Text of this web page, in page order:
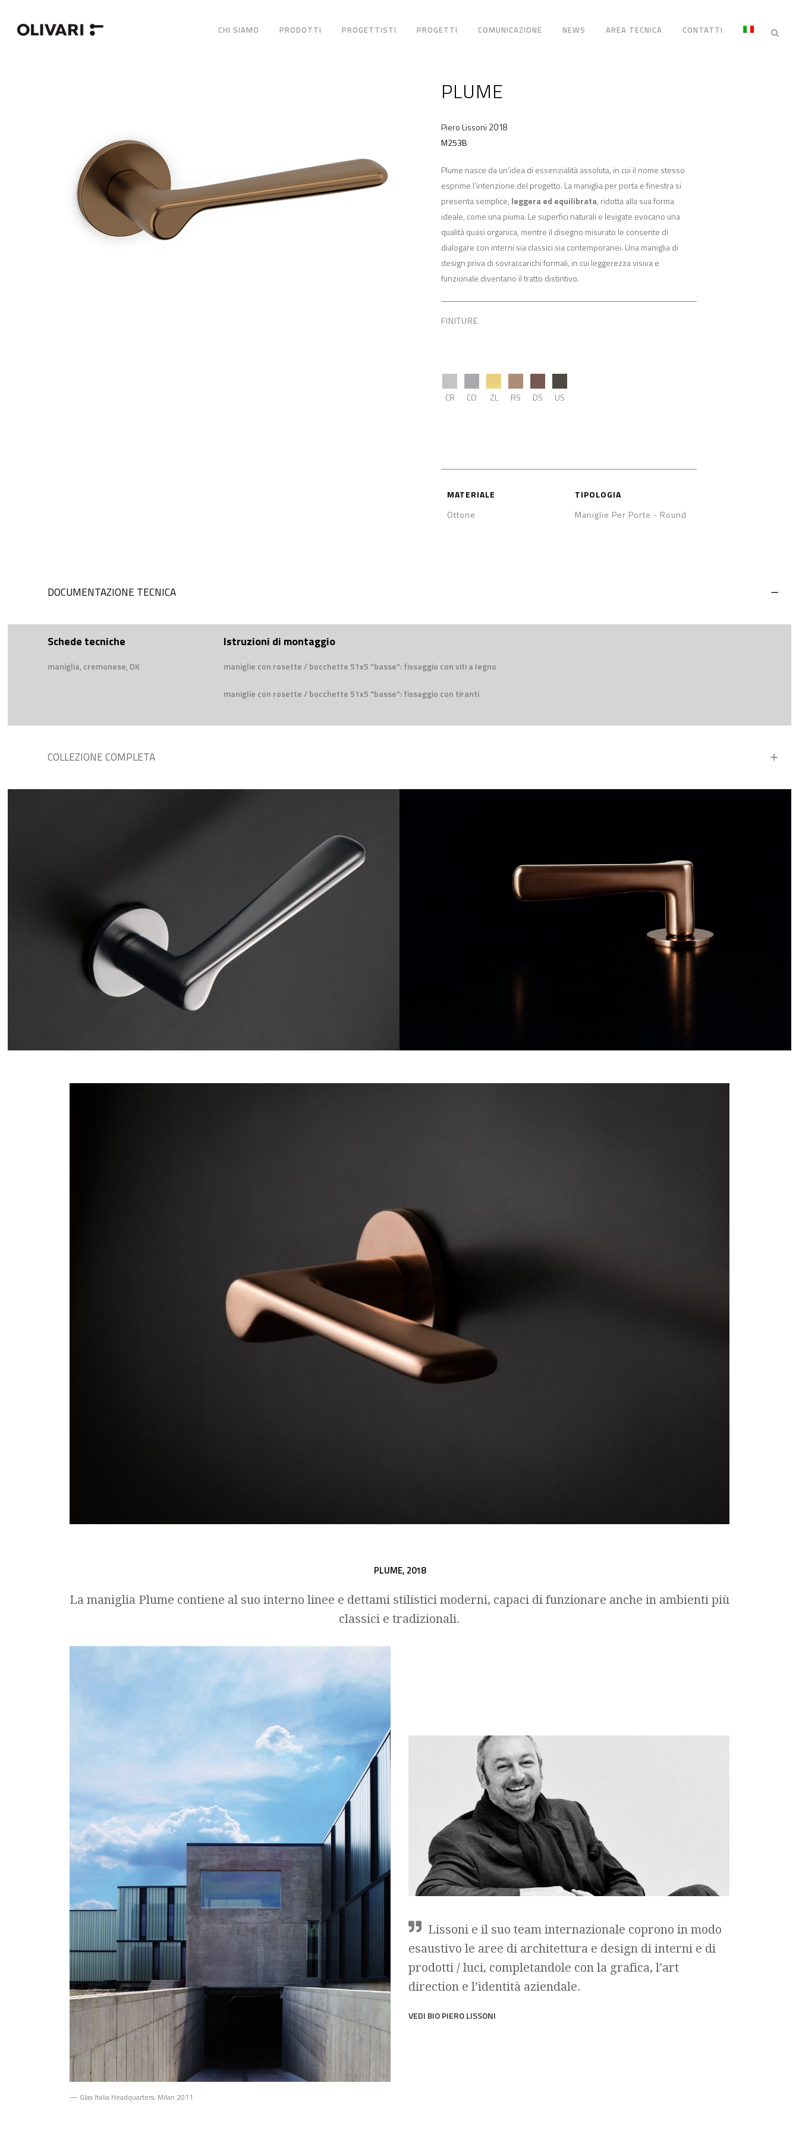
CHI SIAMO PRODOTTI PROGETTISTI PROGETTI COMUNICAZIONE NEWS AREA TECNICA CONTATTI
PLUME
Piero Lissoni 2018
M253B
Plume nasce da un’idea di essenzialità assoluta, in cui il nome stesso
esprime l’intenzione del progetto. La maniglia per porta e finestra si
presenta semplice, leggera ed equilibrata, ridotta alla sua forma
ideale, come una piuma. Le superfici naturali e levigate evocano una
qualità quasi organica, mentre il disegno misurato le consente di
dialogare con interni sia classici sia contemporanei. Una maniglia di
design priva di sovraccarichi formali, in cui leggerezza visiva e
funzionale diventano il tratto distintivo.
FINITURE
CR CO ZL RS DS US
MATERIALE
Ottone
TIPOLOGIA
Maniglie Per Porte - Round
DOCUMENTAZIONE TECNICA
Schede tecniche
maniglia, cremonese, DK
Istruzioni di montaggio
maniglie con rosette / bocchette 51x5 "basse": fissaggio con viti a legno
maniglie con rosette / bocchette 51x5 "basse": fissaggio con tiranti
COLLEZIONE COMPLETA
PLUME, 2018
La maniglia Plume contiene al suo interno linee e dettami stilistici moderni, capaci di funzionare anche in ambienti più
classici e tradizionali.
— Glas Italia Headquarters, Milan 2011
Lissoni e il suo team internazionale coprono in modo
esaustivo le aree di architettura e design di interni e di
prodotti / luci, completandole con la grafica, l’art
direction e l’identità aziendale.
VEDI BIO PIERO LISSONI